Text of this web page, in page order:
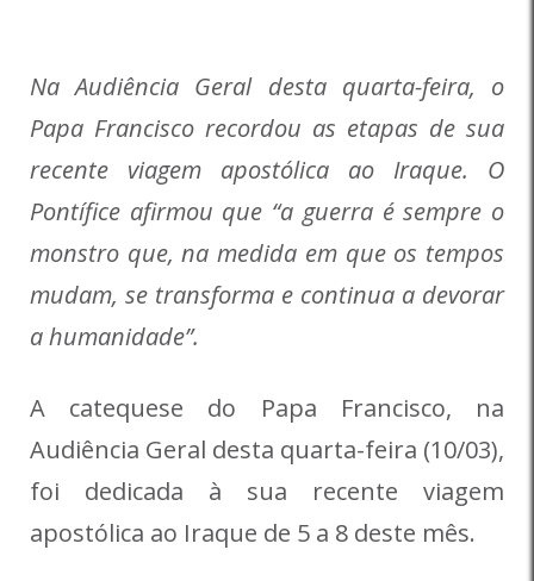
Na Audiência Geral desta quarta-feira, o
Papa Francisco recordou as etapas de sua
recente viagem apostólica ao Iraque. O
Pontífice afirmou que “a guerra é sempre o
monstro que, na medida em que os tempos
mudam, se transforma e continua a devorar
a humanidade”.
A catequese do Papa Francisco, na
Audiência Geral desta quarta-feira (10/03),
foi dedicada à sua recente viagem
apostólica ao Iraque de 5 a 8 deste mês.